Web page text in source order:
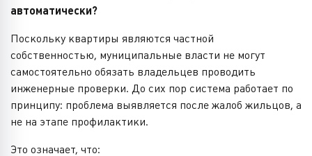
автоматически?
Поскольку квартиры являются частной
собственностью, муниципальные власти не могут
самостоятельно обязать владельцев проводить
инженерные проверки. До сих пор система работает по
принципу: проблема выявляется после жалоб жильцов, а
не на этапе профилактики.
Это означает, что: